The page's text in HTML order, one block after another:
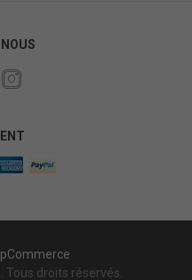
droits réservés.